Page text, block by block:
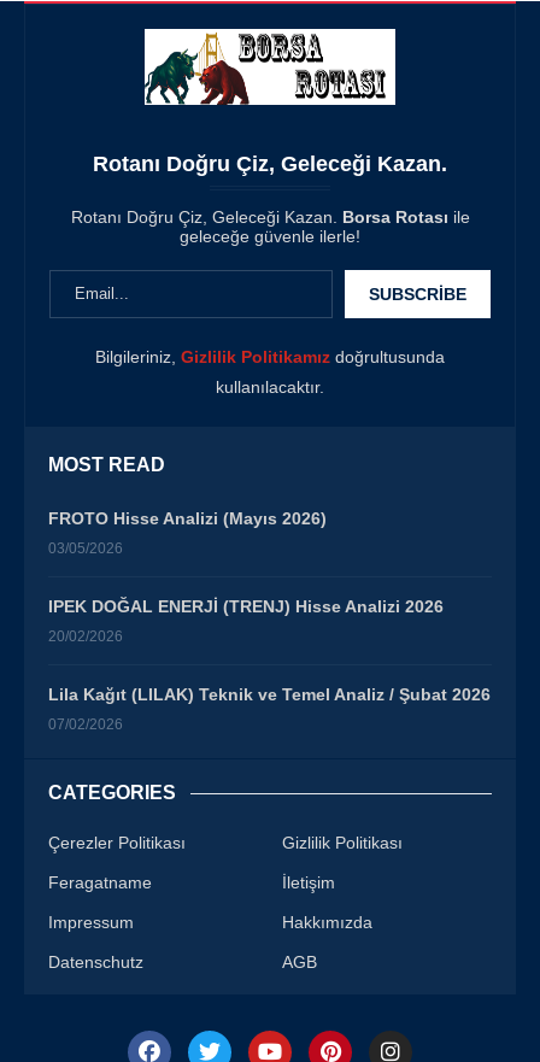
CATEGORIES
Çerezler Politikası Gizlilik Politikası
Feragatname İletişim
Impressum Hakkımızda
Datenschutz AGB
Rotanı Doğru Çiz, Geleceği Kazan.
Rotanı Doğru Çiz, Geleceği Kazan. Borsa Rotası ile
geleceğe güvenle ilerle!
Bilgileriniz, Gizlilik Politikamız doğrultusunda
kullanılacaktır.
MOST READ
FROTO Hisse Analizi (Mayıs 2026)
03/05/2026
IPEK DOĞAL ENERJİ (TRENJ) Hisse Analizi 2026
20/02/2026
Lila Kağıt (LILAK) Teknik ve Temel Analiz / Şubat 2026
07/02/2026